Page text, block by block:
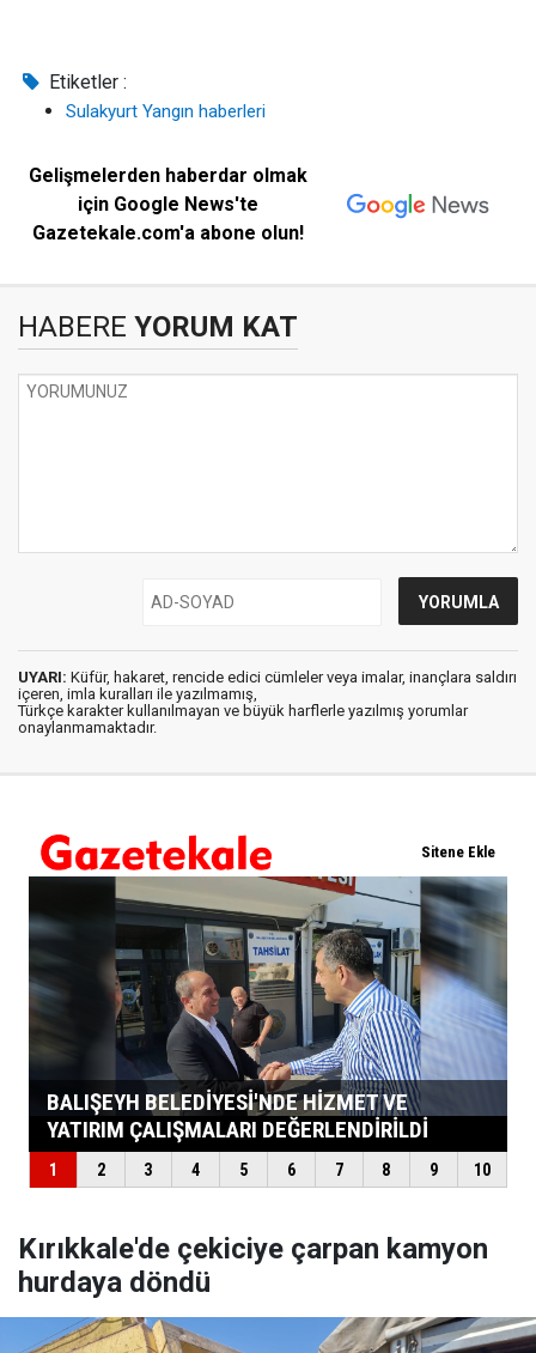
Etiketler :
Sulakyurt Yangın haberleri
Gelişmelerden haberdar olmak
için Google News'te
Gazetekale.com'a abone olun!
HABERE YORUM KAT
UYARI: Küfür, hakaret, rencide edici cümleler veya imalar, inançlara saldırı
içeren, imla kuralları ile yazılmamış,
Türkçe karakter kullanılmayan ve büyük harflerle yazılmış yorumlar
onaylanmamaktadır.
Kırıkkale'de çekiciye çarpan kamyon
hurdaya döndü